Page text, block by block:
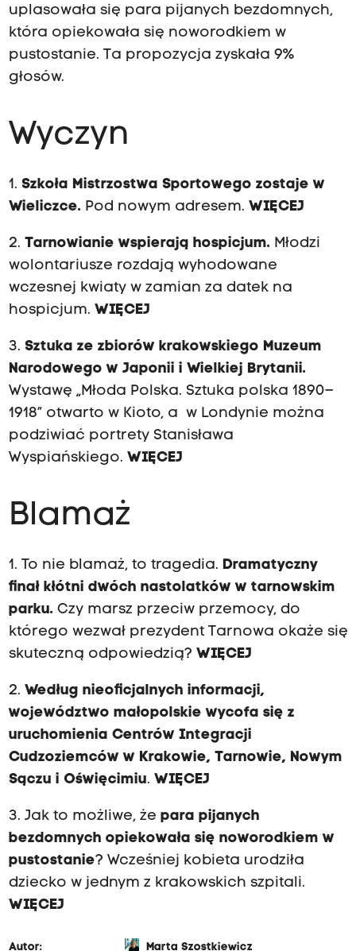
uplasowała się para pijanych bezdomnych,
która opiekowała się noworodkiem w
pustostanie. Ta propozycja zyskała 9%
głosów.
Wyczyn
1. Szkoła Mistrzostwa Sportowego zostaje w
Wieliczce.Pod nowym adresem. WIĘCEJ
2. Tarnowianie wspierają hospicjum.Młodzi
wolontariusze rozdają wyhodowane
wczesnej kwiaty w zamian za datek na
hospicjum. WIĘCEJ
3. Sztuka ze zbiorów krakowskiego Muzeum
Narodowego w Japonii i Wielkiej Brytanii.
Wystawę „Młoda Polska. Sztuka polska 1890–
1918” otwarto w Kioto, a w Londynie można
podziwiać portrety Stanisława
Wyspiańskiego. WIĘCEJ
Blamaż
1. To nie blamaż, to tragedia. Dramatyczny
finał kłótni dwóch nastolatków w tarnowskim
parku.Czy marsz przeciw przemocy, do
którego wezwał prezydent Tarnowa okaże się
skuteczną odpowiedzią? WIĘCEJ
2. Według nieoficjalnych informacji,
województwo małopolskie wycofa się z
uruchomienia Centrów Integracji
Cudzoziemców w Krakowie, Tarnowie, Nowym
Sączu i Oświęcimiu. WIĘCEJ
3. Jak to możliwe, że para pijanych
bezdomnych opiekowała się noworodkiem w
pustostanie? Wcześniej kobieta urodziła
dziecko w jednym z krakowskich szpitali.
WIĘCEJ
Autor: Marta Szostkiewicz